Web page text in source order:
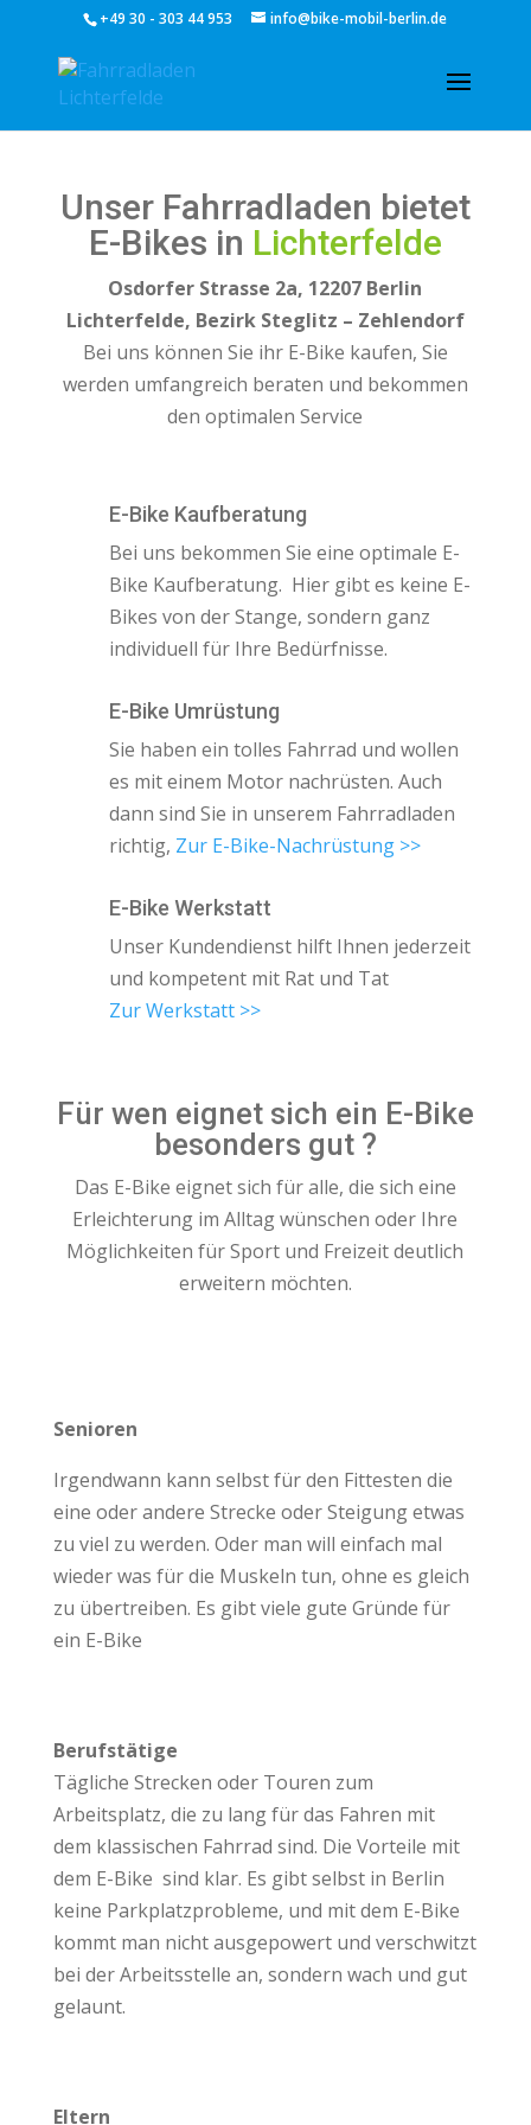
+49 30 - 303 44 953 info@bike-mobil-berlin.de
Unser Fahrradladen bietet
E-Bikes in Lichterfelde
Osdorfer Strasse 2a, 12207 Berlin
Lichterfelde, Bezirk Steglitz – Zehlendorf
Bei uns können Sie ihr E-Bike kaufen, Sie
werden umfangreich beraten und bekommen
den optimalen Service
E-Bike Kaufberatung
Bei uns bekommen Sie eine optimale E-
Bike Kaufberatung. Hier gibt es keine E-
Bikes von der Stange, sondern ganz
individuell für Ihre Bedürfnisse.
E-Bike Umrüstung
Sie haben ein tolles Fahrrad und wollen
es mit einem Motor nachrüsten. Auch
dann sind Sie in unserem Fahrradladen
richtig, Zur E-Bike-Nachrüstung >>
E-Bike Werkstatt
Unser Kundendienst hilft Ihnen jederzeit
und kompetent mit Rat und Tat
Zur Werkstatt >>
Für wen eignet sich ein E-Bike
besonders gut ?
Das E-Bike eignet sich für alle, die sich eine
Erleichterung im Alltag wünschen oder Ihre
Möglichkeiten für Sport und Freizeit deutlich
erweitern möchten.
Senioren
Irgendwann kann selbst für den Fittesten die
eine oder andere Strecke oder Steigung etwas
zu viel zu werden. Oder man will einfach mal
wieder was für die Muskeln tun, ohne es gleich
zu übertreiben. Es gibt viele gute Gründe für
ein E-Bike
Berufstätige
Tägliche Strecken oder Touren zum
Arbeitsplatz, die zu lang für das Fahren mit
dem klassischen Fahrrad sind. Die Vorteile mit
dem E-Bike sind klar. Es gibt selbst in Berlin
keine Parkplatzprobleme, und mit dem E-Bike
kommt man nicht ausgepowert und verschwitzt
bei der Arbeitsstelle an, sondern wach und gut
gelaunt.
Eltern